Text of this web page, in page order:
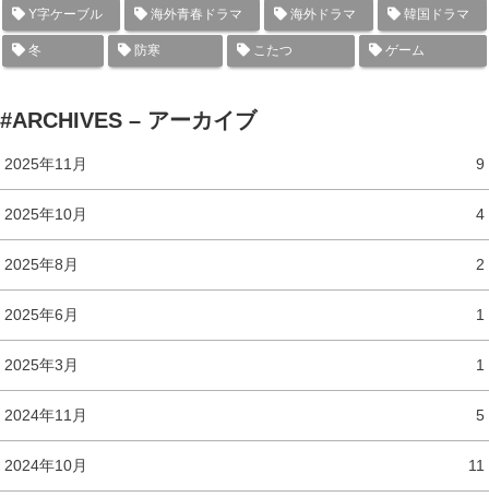
Y字ケーブル 海外青春ドラマ 海外ドラマ 韓国ドラマ
冬 防寒 こたつ ゲーム
#ARCHIVES – アーカイブ
2025年11月 9
2025年10月 4
2025年8月 2
2025年6月 1
2025年3月 1
2024年11月 5
2024年10月 11